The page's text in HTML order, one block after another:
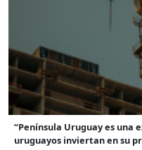
“Península Uruguay es una
uruguayos inviertan en su